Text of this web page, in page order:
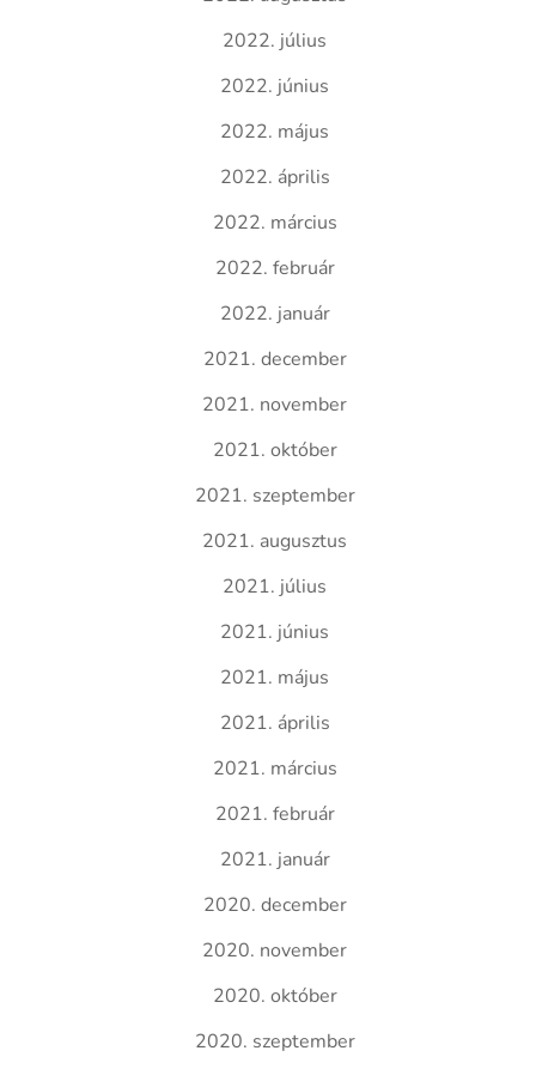
2022. július
2022. június
2022. május
2022. április
2022. március
2022. február
2022. január
2021. december
2021. november
2021. október
2021. szeptember
2021. augusztus
2021. július
2021. június
2021. május
2021. április
2021. március
2021. február
2021. január
2020. december
2020. november
2020. október
2020. szeptember